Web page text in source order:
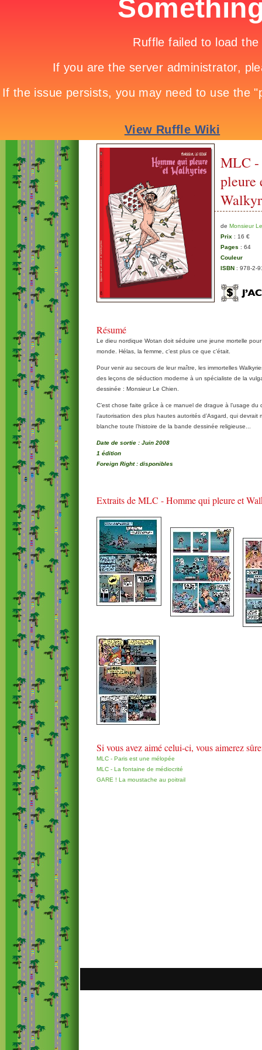
MLC -
pleure
de Monsieur
Prix : 16 €
Pages : 64
Couleur
ISBN : 978-2-
Résumé
Le dieu nordique Wotan doit séduire une jeune mortelle
monde. Hélas, la femme, c’est plus ce que c’était.
Pour venir au secours de leur maître, les immortelles
des leçons de séduction moderne à un spécialiste de la
dessinée : Monsieur Le Chien.
C’est chose faite grâce à ce manuel de drague à l’usage du
l’autorisation des plus hautes autorités d’Asgard, qui devrait
blanche toute l’histoire de la bande dessinée religieuse...
Date de sortie : Juin 2008
1 édition
Foreign Right : disponibles
Extraits de MLC - Homme qui pleure et
Si vous avez aimé celui-ci, vous aimerez
MLC - Paris est une mélopée
MLC - La fontaine de médiocrité
GARE ! La moustache au poitrail